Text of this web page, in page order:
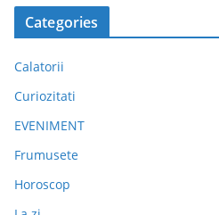
Categories
Calatorii
Curiozitati
EVENIMENT
Frumusete
Horoscop